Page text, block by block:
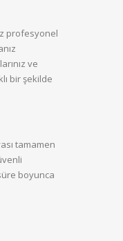
profesyonel
ve
bir şekilde
tamamen
boyunca